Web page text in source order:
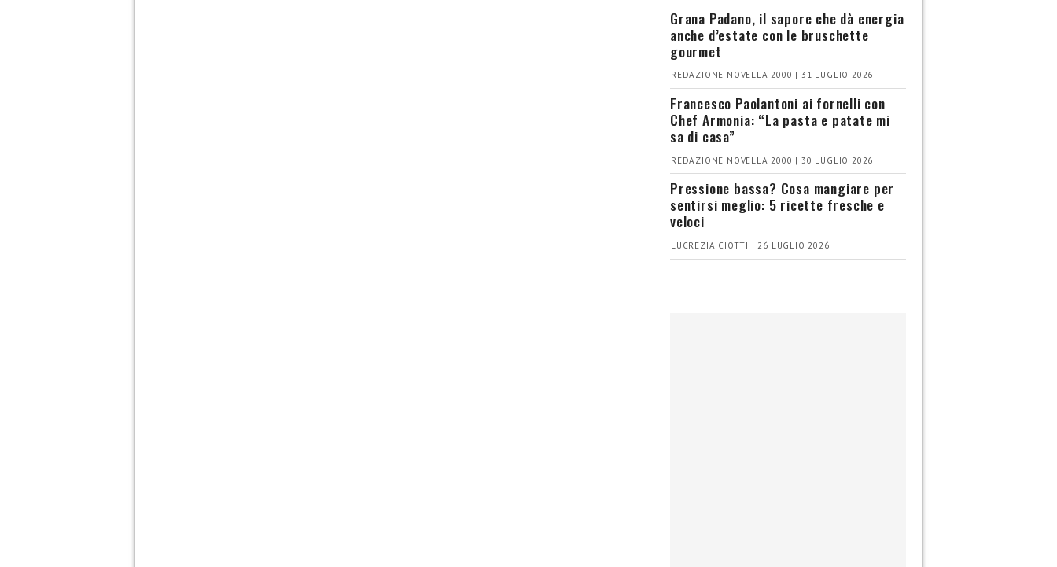
Grana Padano, il sapore che dà energia
anche d’estate con le bruschette
gourmet
REDAZIONE NOVELLA 2000 | 31 LUGLIO 2026
Francesco Paolantoni ai fornelli con
Chef Armonia: “La pasta e patate mi
sa di casa”
REDAZIONE NOVELLA 2000 | 30 LUGLIO 2026
Pressione bassa? Cosa mangiare per
sentirsi meglio: 5 ricette fresche e
veloci
LUCREZIA CIOTTI | 26 LUGLIO 2026